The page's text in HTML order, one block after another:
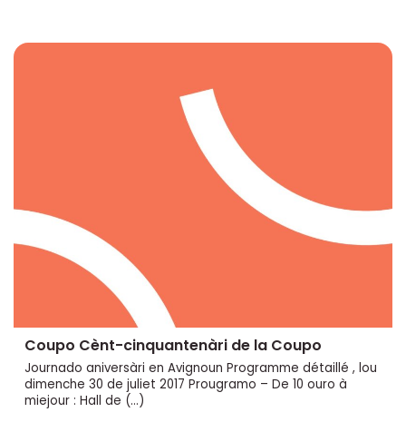
Coupo Cènt-cinquantenàri de la Coupo
Journado aniversàri en Avignoun Programme détaillé , lou
dimenche 30 de juliet 2017 Prougramo – De 10 ouro à
miejour : Hall de (…)